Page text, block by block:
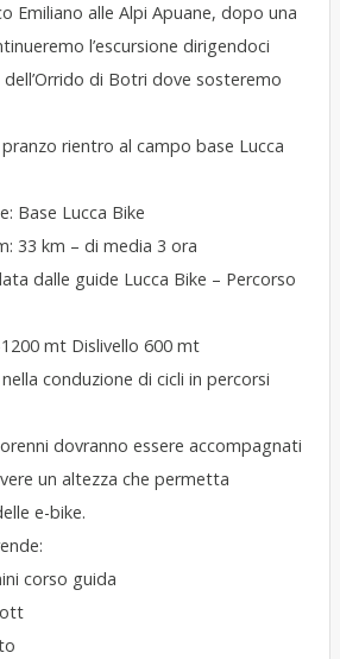
Emiliano alle Alpi Apuane, dopo una
l’escursione dirigendoci
dell’Orrido di Botri dove sosteremo
rientro al campo base Lucca
Base Lucca Bike
33 km – di media 3 ora
dalle guide Lucca Bike – Percorso
mt Dislivello 600 mt
conduzione di cicli in percorsi
dovranno essere accompagnati
un altezza che permetta
e-bike.
corso guida